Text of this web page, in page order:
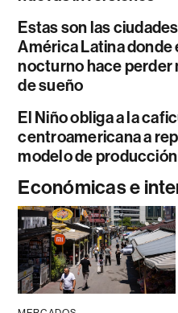
Estas son las
América Latina donde
nocturno hace perder
de sueño
El Niño obliga a la
centroamericana a
modelo de producción
Económicas e